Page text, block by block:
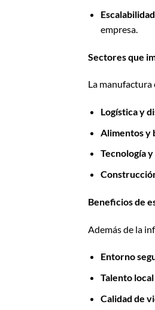
Escalabilidad
empresa.
Sectores que
La manufactura
Logística y
Alimentos y
Tecnología
Beneficios de
Además de la
Entorno
Talento
Calidad de